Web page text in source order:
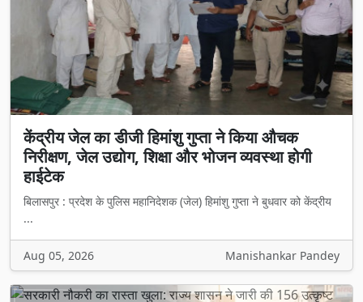
केंद्रीय जेल का डीजी हिमांशु गुप्ता ने किया औचक
निरीक्षण, जेल उद्योग, शिक्षा और भोजन व्यवस्था होगी
हाईटेक
बिलासपुर : प्रदेश के पुलिस महानिदेशक (जेल) हिमांशु गुप्ता ने बुधवार को केंद्रीय
...
Aug 05, 2026 Manishankar Pandey